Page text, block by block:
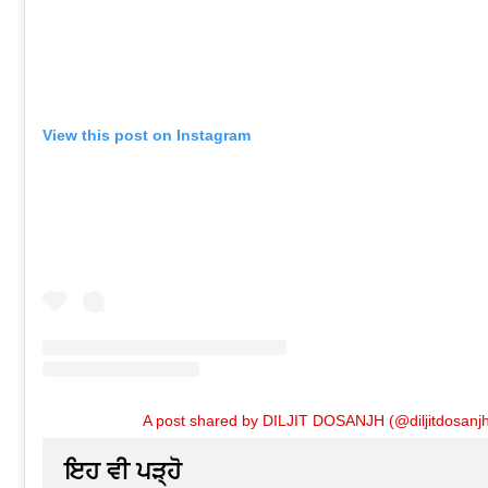
View this post on Instagram
A post shared by DILJIT DOSANJH
ਇਹ ਵੀ ਪੜ੍ਹੋ